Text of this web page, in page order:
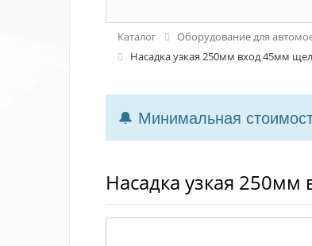
Каталог Оборудование для
Насадка узкая 250мм вход 45мм
🔔 Минимальная
Насадка узкая